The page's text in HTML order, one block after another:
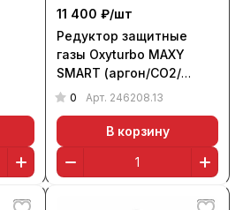
11 400 ₽/шт
Редуктор защитные
газы Oxyturbo MAXY
SMART (аргон/CO2/
гелий/воздух, 300/10
0 Арт. 246208.13
В корзину